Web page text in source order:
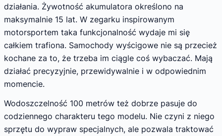
działania. Żywotność akumulatora określono na
maksymalnie 15 lat. W zegarku inspirowanym
motorsportem taka funkcjonalność wydaje mi się
całkiem trafiona. Samochody wyścigowe nie są przecież
kochane za to, że trzeba im ciągle coś wybaczać. Mają
działać precyzyjnie, przewidywalnie i w odpowiednim
momencie.
Wodoszczelność 100 metrów też dobrze pasuje do
codziennego charakteru tego modelu. Nie czyni z niego
sprzętu do wypraw specjalnych, ale pozwala traktować